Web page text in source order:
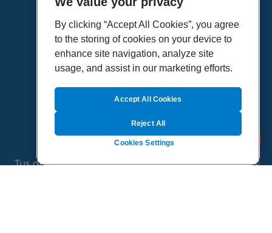
HOME
VÍDEOS
POLÍTICA DE PRIVACIDAD
POLÍTICA DE COOKIES
MAPA DEL SITIO
QUIENES SOMOS
Tus dudas de salud es un proyecto de Sanitas, todo
By clicking “Accept All Cookies”, you agree
to the storing of cookies on your device to
enhance site navigation, analyze site
usage, and assist in our marketing efforts.
Cookies Settings
Reject All
Accept All Cookies